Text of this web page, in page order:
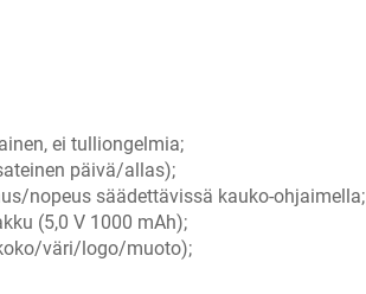
ei tulliongelmia;
päivä/allas);
nopeus säädettävissä kauko-ohjaimella;
(5,0 V 1000 mAh);
väri/logo/muoto);